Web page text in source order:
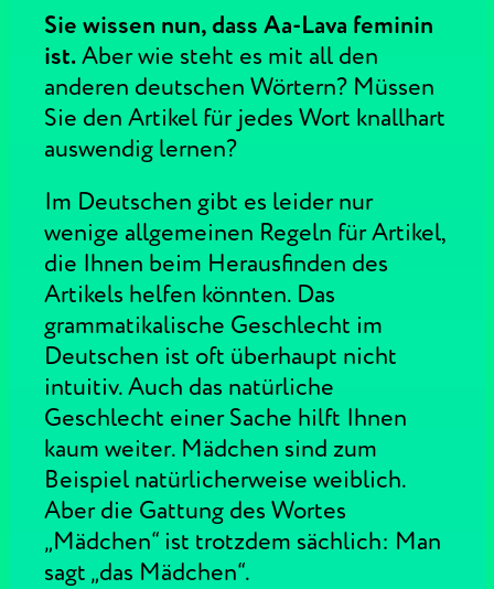
Sie wissen nun, dass Aa-Lava feminin
ist.Aber wie steht es mit all den
anderen deutschen Wörtern? Müssen
Sie den Artikel für jedes Wort knallhart
auswendig lernen?
Im Deutschen gibt es leider nur
wenige allgemeinen Regeln für Artikel,
die Ihnen beim Herausfinden des
Artikels helfen könnten. Das
grammatikalische Geschlecht im
Deutschen ist oft überhaupt nicht
intuitiv. Auch das natürliche
Geschlecht einer Sache hilft Ihnen
kaum weiter. Mädchen sind zum
Beispiel natürlicherweise weiblich.
Aber die Gattung des Wortes
„Mädchen“ ist trotzdem sächlich: Man
sagt „das Mädchen“.